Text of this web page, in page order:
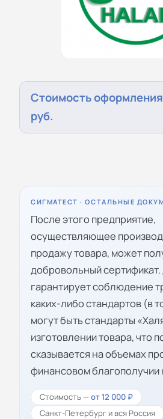
Стоимость
руб.
СИГМАТЕСТ · ОСТАЛЬНЫЕ
После этого предприятие,
осуществляющее
продажу товара, может
добровольный
гарантирует соблюдение
каких-либо стандартов (в
могут быть стандарты
изготовлении товара, что
сказывается на объемах
финансовом благополучии
Стоимость —от 12 000 ₽
Санкт-Петербург и вся Россия